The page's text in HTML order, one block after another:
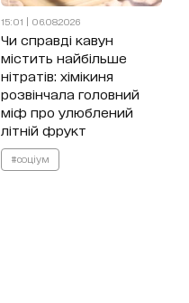
15:01 | 06.08.2026
Чи справді кавун
містить найбільше
нітратів: хімікиня
розвінчала головний
міф про улюблений
літній фрукт
#соціум